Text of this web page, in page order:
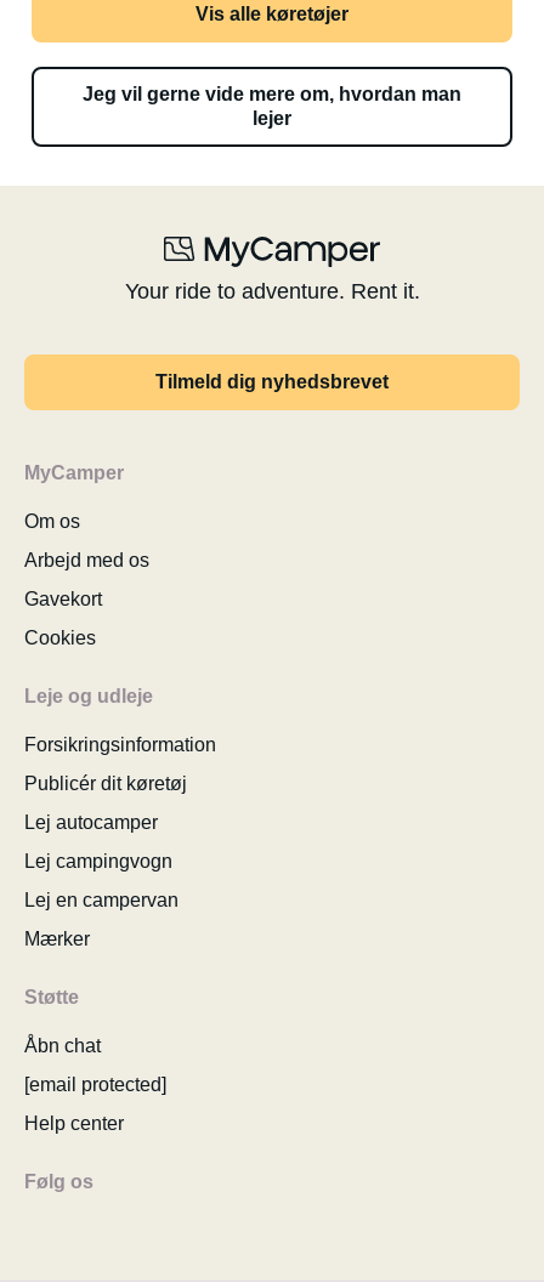
Vis alle køretøjer
Jeg vil gerne vide mere om, hvordan man
lejer
Your ride to adventure. Rent it.
Tilmeld dig nyhedsbrevet
MyCamper
Om os
Arbejd med os
Gavekort
Cookies
Leje og udleje
Forsikringsinformation
Publicér dit køretøj
Lej autocamper
Lej campingvogn
Lej en campervan
Mærker
Støtte
Åbn chat
[email protected]
Help center
Følg os